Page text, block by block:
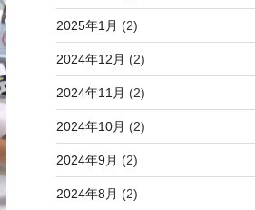
2025年1月 (2)
2024年12月 (2)
2024年11月 (2)
2024年10月 (2)
2024年9月 (2)
2024年8月 (2)